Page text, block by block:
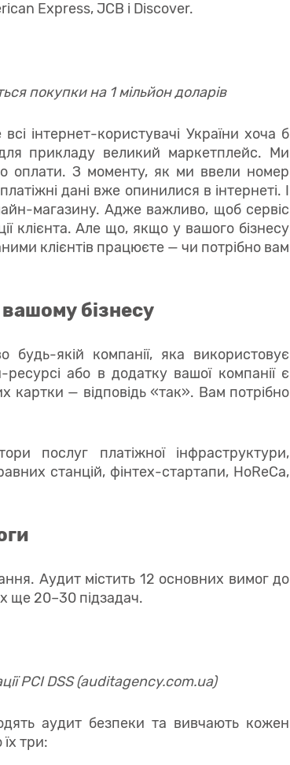
Express, JCB і Discover.
покупки на 1 мільйон доларів
інтернет-користувачі України хоча б
прикладу великий маркетплейс. Ми
оплати. З моменту, як ми ввели номер
дані вже опинилися в інтернеті. І
магазину. Адже важливо, щоб сервіс
клієнта. Але що, якщо у вашого бізнесу
клієнтів працюєте — чи потрібно вам
вашому бізнесу
якій компанії, яка використовує
або в додатку вашої компанії є
— відповідь «так». Вам потрібно
послуг платіжної інфраструктури,
станцій, фінтех-стартапи, HoReCa,
Аудит містить 12 основних вимог до
ще 20–30 підзадач.
PCI DSS (auditagency.com.ua)
аудит безпеки та вивчають кожен
три: